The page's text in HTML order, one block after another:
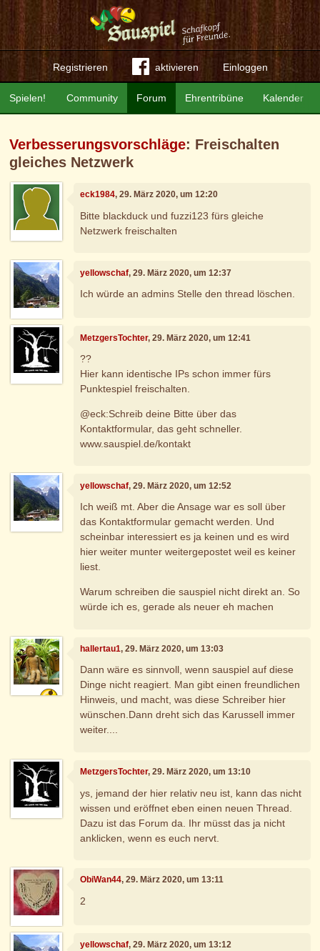
Registrieren aktivieren Einloggen
Community Forum Ehrentribüne Kalender
Spielen!
Verbesserungsvorschläge: Freischalten
gleiches Netzwerk
eck1984, 29. März 2020, um 12:20
Bitte blackduck und fuzzi123 fürs gleiche
Netzwerk freischalten
yellowschaf, 29. März 2020, um 12:37
Ich würde an admins Stelle den thread löschen.
MetzgersTochter, 29. März 2020, um 12:41
??
Hier kann identische IPs schon immer fürs
Punktespiel freischalten.
@eck:Schreib deine Bitte über das
Kontaktformular, das geht schneller.
www.sauspiel.de/kontakt
yellowschaf, 29. März 2020, um 12:52
Ich weiß mt. Aber die Ansage war es soll über
das Kontaktformular gemacht werden. Und
scheinbar interessiert es ja keinen und es wird
hier weiter munter weitergepostet weil es keiner
liest.
Warum schreiben die sauspiel nicht direkt an. So
würde ich es, gerade als neuer eh machen
hallertau1, 29. März 2020, um 13:03
Dann wäre es sinnvoll, wenn sauspiel auf diese
Dinge nicht reagiert. Man gibt einen freundlichen
Hinweis, und macht, was diese Schreiber hier
wünschen.Dann dreht sich das Karussell immer
weiter....
MetzgersTochter, 29. März 2020, um 13:10
ys, jemand der hier relativ neu ist, kann das nicht
wissen und eröffnet eben einen neuen Thread.
Dazu ist das Forum da. Ihr müsst das ja nicht
anklicken, wenn es euch nervt.
ObiWan44, 29. März 2020, um 13:11
2
yellowschaf, 29. März 2020, um 13:12